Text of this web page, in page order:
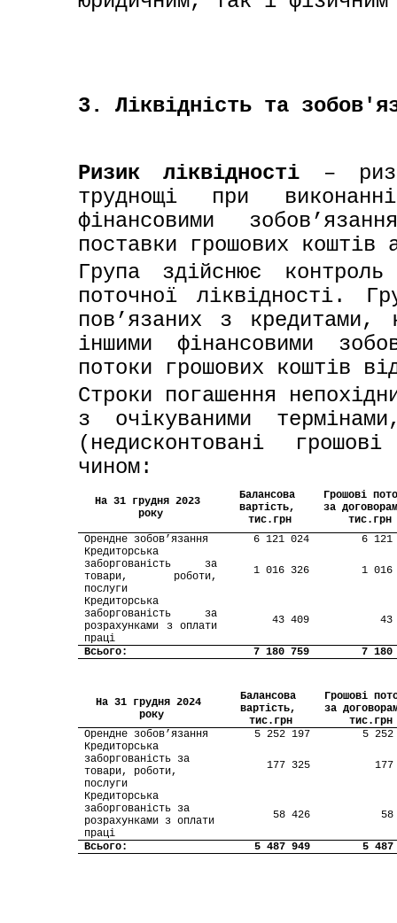
3. Ліквідність та
Ризик ліквідності
–
труднощі при
фінансовими
поставки грошових коштів
Група здійснює
поточної ліквідності.
пов’язаних з кредитами,
іншими фінансовими
потоки грошових коштів
Строки погашення
з очікуваними
(недисконтовані
чином:
На 31 грудня 2023
року
Балансова
вартість,
тис.грн
Грошові
за
тис.грн
Орендне зобов’язання
6 121 024
6
Кредиторська
заборгованість за
товари, роботи,
послуги
1 016 326 1 016
Кредиторська
заборгованість за
розрахунками з оплати
праці
43 409 43
Всього: 7 180 759 7 180
На 31 грудня 2024
року
Балансова
вартість,
тис.грн
Грошові
за
тис.грн
Орендне зобов’язання
5 252 197
5
Кредиторська
заборгованість за
товари, роботи,
послуги
177 325
Кредиторська
заборгованість за
розрахунками з оплати
праці
58 426
Всього: 5 487 949 5